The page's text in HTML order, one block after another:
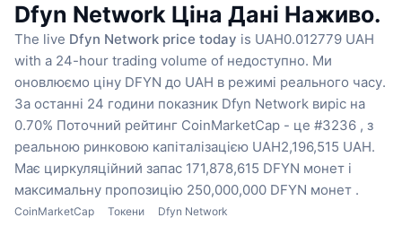
Dfyn Network Ціна Дані Наживо.
The live Dfyn Network price today is UAH0.012779 UAH
with a 24-hour trading volume of недоступно. Ми
оновлюємо ціну DFYN до UAH в режимі реального часу.
За останні 24 години показник Dfyn Network виріс на
0.70% Поточний рейтинг CoinMarketCap - це #3236 , з
реальною ринковою капіталізацією UAH2,196,515 UAH.
Має циркуляційний запас 171,878,615 DFYN монет і
максимальну пропозицію 250,000,000 DFYN монет .
CoinMarketCap Токени Dfyn Network